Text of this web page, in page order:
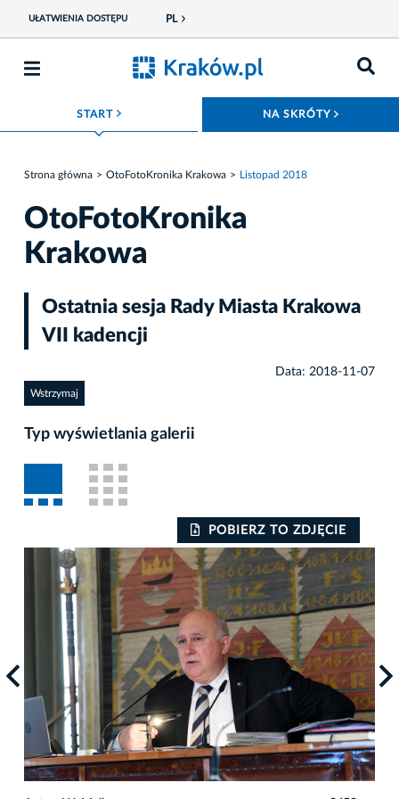
UŁATWIENIA DOSTĘPU PL
START ROZWIŃ MENU NA SKRÓTY
Strona główna OtoFotoKronika Krakowa Listopad 2018
OtoFotoKronika
Krakowa
Ostatnia sesja Rady Miasta Krakowa
VII kadencji
Data: 2018-11-07
Wstrzymaj
Typ wyświetlania galerii
POBIERZ TO ZDJĘCIE